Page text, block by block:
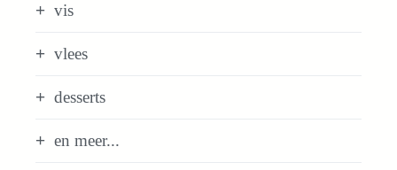
vis
vlees
desserts
en meer...